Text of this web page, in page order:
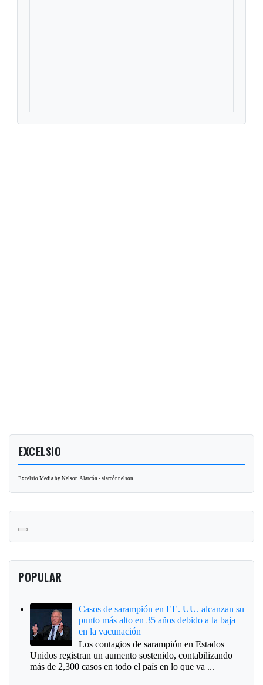
EXCELSIO
Excelsio Media by Nelson Alarcón - alarcónnelson
POPULAR
Casos de sarampión en EE. UU. alcanzan su
punto más alto en 35 años debido a la baja
en la vacunación
Los contagios de sarampión en Estados
Unidos registran un aumento sostenido, contabilizando
más de 2,300 casos en todo el país en lo que va ...